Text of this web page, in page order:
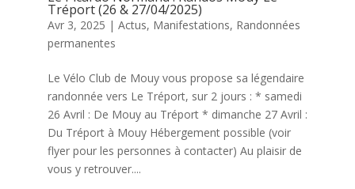
Tréport (26 & 27/04/2025)
Avr 3, 2025 | Actus, Manifestations, Randonnées
permanentes
Le Vélo Club de Mouy vous propose sa légendaire
randonnée vers Le Tréport, sur 2 jours : * samedi
26 Avril : De Mouy au Tréport * dimanche 27 Avril :
Du Tréport à Mouy Hébergement possible (voir
flyer pour les personnes à contacter) Au plaisir de
vous y retrouver....